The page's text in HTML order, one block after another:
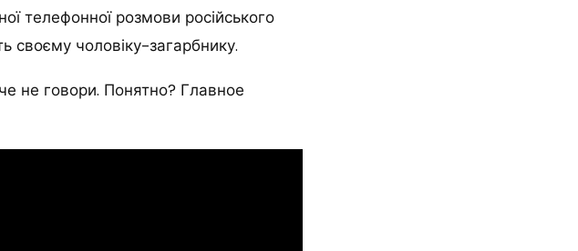
телефонної розмови російського
своєму чоловіку-загарбнику.
не говори. Понятно? Главное